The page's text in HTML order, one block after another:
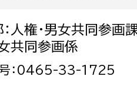
人権・男女共同参画
共同参画係
号：0465-33-1725